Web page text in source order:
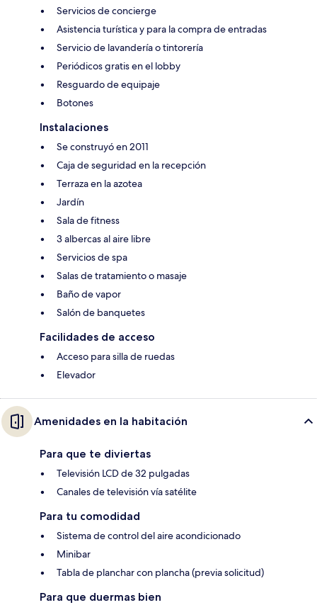
Servicios de concierge
Asistencia turística y para la compra de entradas
Servicio de lavandería o tintorería
Periódicos gratis en el lobby
Resguardo de equipaje
Botones
Instalaciones
Se construyó en 2011
Caja de seguridad en la recepción
Terraza en la azotea
Jardín
Sala de fitness
3 albercas al aire libre
Servicios de spa
Salas de tratamiento o masaje
Baño de vapor
Salón de banquetes
Facilidades de acceso
Acceso para silla de ruedas
Elevador
Amenidades en la habitación
Para que te diviertas
Televisión LCD de 32 pulgadas
Canales de televisión vía satélite
Para tu comodidad
Sistema de control del aire acondicionado
Minibar
Tabla de planchar con plancha (previa solicitud)
Para que duermas bien